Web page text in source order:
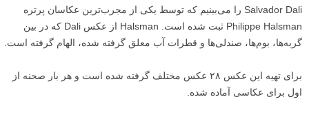
Salvador Dali را می‌بینیم که توسط یکی از مجرب‌ترین عکاسان پرتره
Philippe Halsman ثبت شده است. Halsman از عکس Dali که در بین
گربه‌ها، بوم‌ها، صندلی‌ها و قطرات آب معلق گرفته شده، الهام گرفته است.
برای تهیه این عکس ۲۸ عکس مختلف گرفته شده است و هر بار صحنه از
اول برای عکاسی آماده شده.